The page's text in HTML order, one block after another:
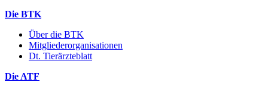
Die BTK
Über die BTK
Mitgliederorganisationen
Dt. Tierärzteblatt
Die ATF